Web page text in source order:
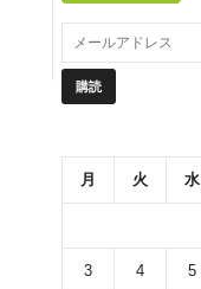
月 火 水
3 4 5